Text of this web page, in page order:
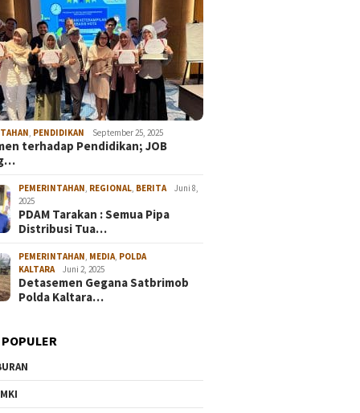
PENDIDIKAN September 25, 2025
terhadap Pendidikan; JOB
PEMERINTAHAN REGIONAL BERITA
Juni 8,
2025
PDAM Tarakan : Semua Pipa
Distribusi Tua…
PEMERINTAHAN MEDIA POLDA
KALTARA
Juni 2, 2025
Detasemen Gegana Satbrimob
Polda Kaltara…